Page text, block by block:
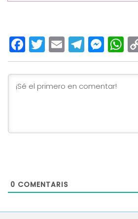
Facebook
Twitter
Email
0 COMENTARIS